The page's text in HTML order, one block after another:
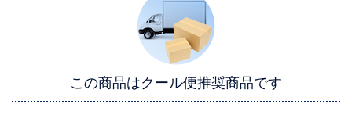
この商品はクール便推奨商品です